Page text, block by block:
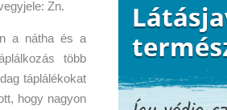
a nátha és a
több
táplálékokat
hogy nagyon